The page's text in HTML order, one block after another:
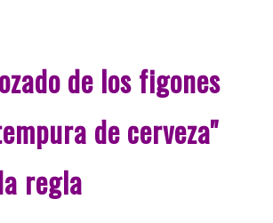
de los figones
de cerveza"
regla